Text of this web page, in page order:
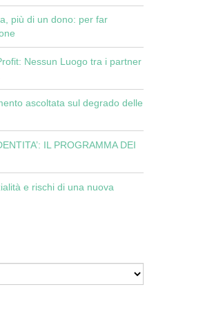
più di un dono: per far
Nessun Luogo tra i partner
ascoltata sul degrado delle
IL PROGRAMMA DEI
e rischi di una nuova